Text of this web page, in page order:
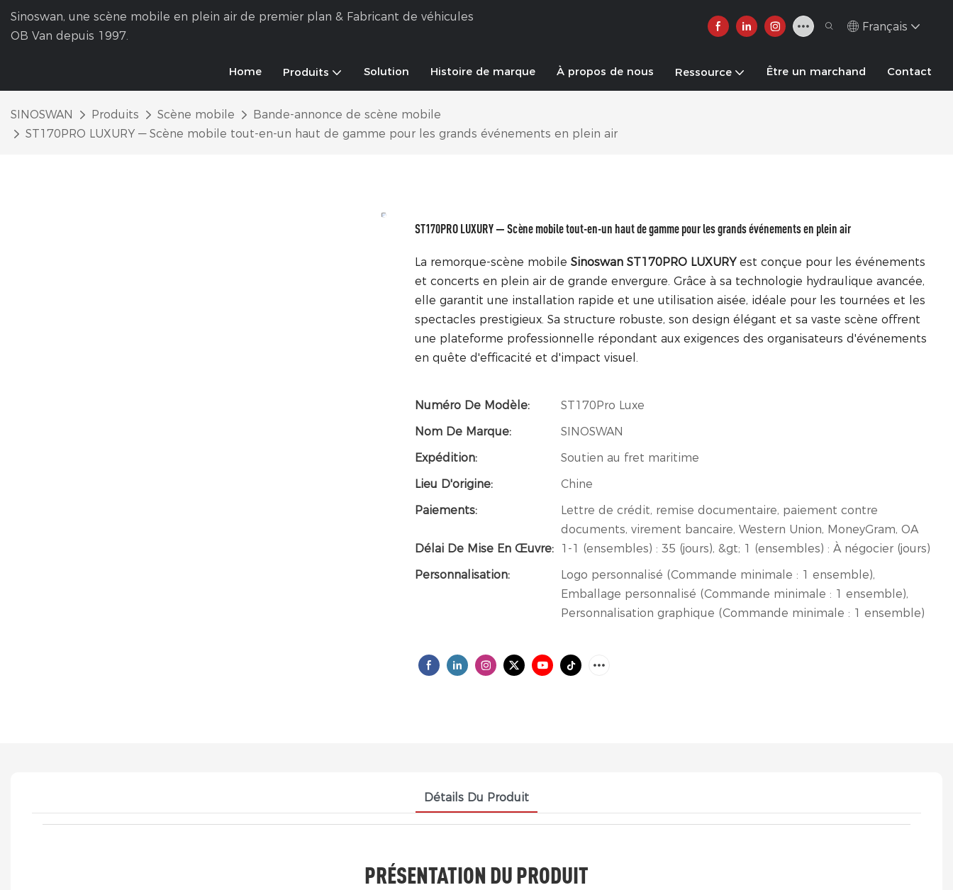
Sinoswan, une scène mobile en plein air de premier plan & Fabricant de véhicules
OB Van depuis 1997.
Français
Home Produits Solution Histoire de marque À propos de nous Ressource Être un marchand Contact
SINOSWAN Produits Scène mobile
Bande-annonce de scène mobile
ST170PRO LUXURY — Scène mobile tout-en-un haut de gamme pour les grands événements en plein air
ST170PRO LUXURY — Scène mobile tout-en-un haut de gamme pour les grands événements en plein air
La remorque-scène mobile Sinoswan ST170PRO LUXURYest conçue pour les événements
et concerts en plein air de grande envergure. Grâce à sa technologie hydraulique avancée,
elle garantit une installation rapide et une utilisation aisée, idéale pour les tournées et les
spectacles prestigieux. Sa structure robuste, son design élégant et sa vaste scène offrent
une plateforme professionnelle répondant aux exigences des organisateurs d'événements
en quête d'efficacité et d'impact visuel.
Numéro De Modèle:
ST170Pro Luxe
Nom De Marque:
SINOSWAN
Expédition:
Soutien au fret maritime
Lieu D'origine:
Chine
Paiements:
Lettre de crédit, remise documentaire, paiement contre
documents, virement bancaire, Western Union, MoneyGram, OA
Délai De Mise En Œuvre:
1-1 (ensembles) : 35 (jours), &gt; 1 (ensembles) : À négocier (jours)
Personnalisation:
Logo personnalisé (Commande minimale : 1 ensemble),
Emballage personnalisé (Commande minimale : 1 ensemble),
Personnalisation graphique (Commande minimale : 1 ensemble)
Détails Du Produit
PRÉSENTATION DU PRODUIT